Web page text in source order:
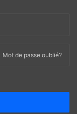
Mot de passe oublié?